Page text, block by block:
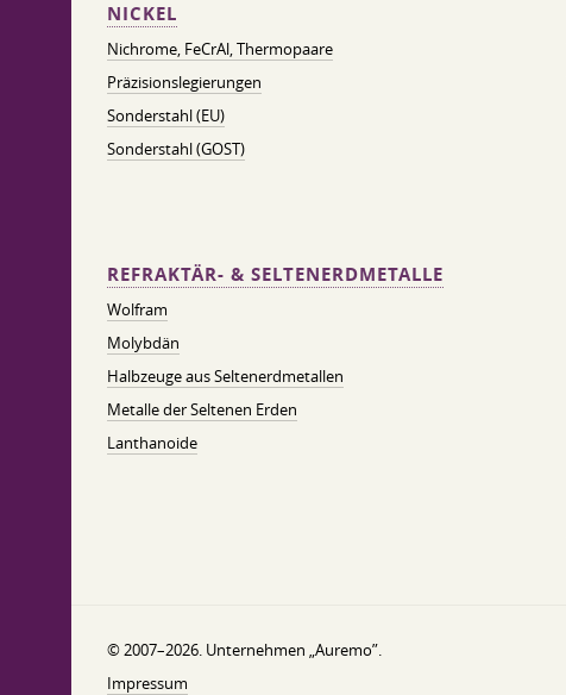
NICKEL
Nichrome, FeСrAl, ​​Thermopaare
Präzisionslegierungen
Sonderstahl (EU)
Sonderstahl (GOST)
REFRAKTÄR- & SELTENERDMETALLE
Wolfram
Molybdän
Halbzeuge aus Seltenerdmetallen
Metalle der Seltenen Erden
Lanthanoide
© 2007–2026. Unternehmen „Auremo”.
Impressum